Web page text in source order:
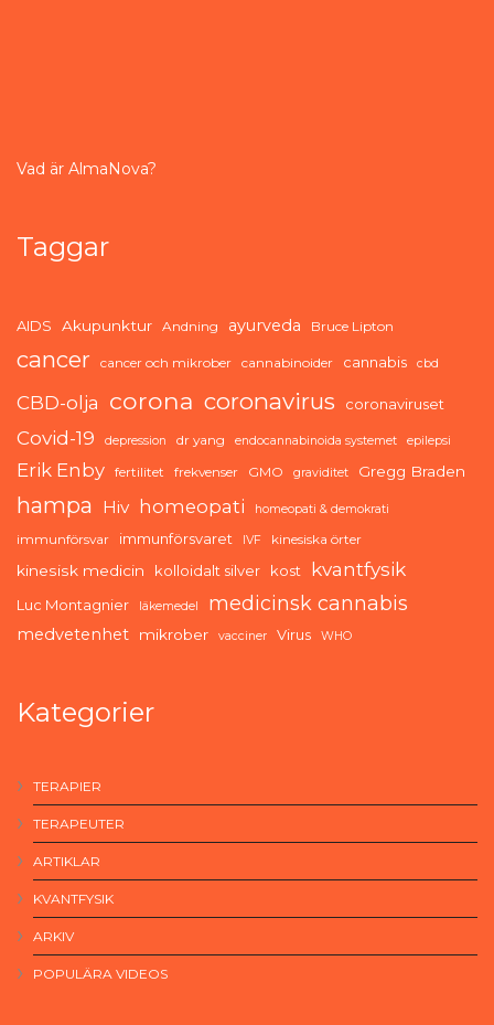
Vad är AlmaNova?
Taggar
AIDS Akupunktur Andning ayurveda Bruce Lipton
cancer cancer och mikrober cannabinoider cannabis cbd
CBD-olja corona coronavirus coronaviruset
Covid-19 depression dr yang endocannabinoida systemet epilepsi
Erik Enby fertilitet frekvenser GMO graviditet Gregg Braden
hampa Hiv homeopati homeopati & demokrati
immunförsvar immunförsvaret IVF kinesiska örter
kinesisk medicin kolloidalt silver kost kvantfysik
Luc Montagnier läkemedel medicinsk cannabis
medvetenhet mikrober vacciner Virus WHO
Kategorier
TERAPIER
TERAPEUTER
ARTIKLAR
KVANTFYSIK
ARKIV
POPULÄRA VIDEOS